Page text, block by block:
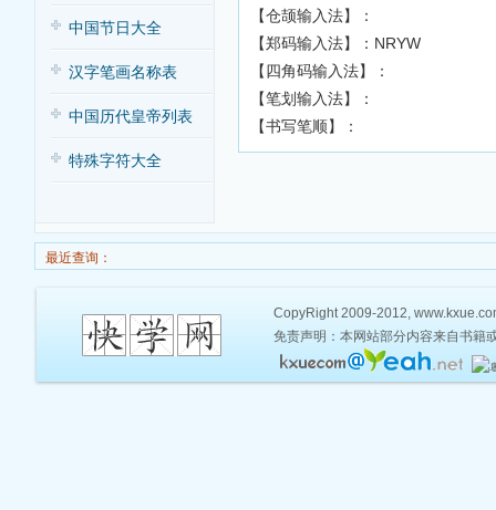
中国节日大全
汉字笔画名称表
中国历代皇帝列表
特殊字符大全
【仓颉输入法】：
【郑码输入法】：NRYW
【四角码输入法】：
【笔划输入法】：
【书写笔顺】：
最近查询：
CopyRight 2009-2012,
免责声明：本网站部分内容来自书籍